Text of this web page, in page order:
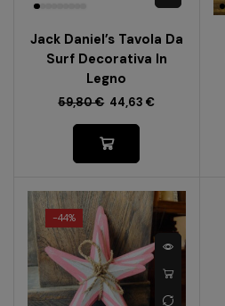
Jack Daniel’s Tavola Da
Surf Decorativa In
Legno
59,80€ 44,63€
-44%